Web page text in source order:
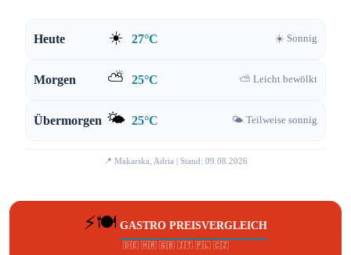
Heute ☀️ 27°C ☀️ Sonnig
Morgen ⛅ 25°C ⛅ Leicht bewölkt
Übermorgen 🌤️ 25°C 🌤️ Teilweise sonnig
📍 Makarska, Adria | Stand: 09.08.2026
⚡🍽️ GASTRO PREISVERGLEICH
🇩🇪 🇭🇷 🇬🇧 🇮🇹 🇵🇱 🇨🇿